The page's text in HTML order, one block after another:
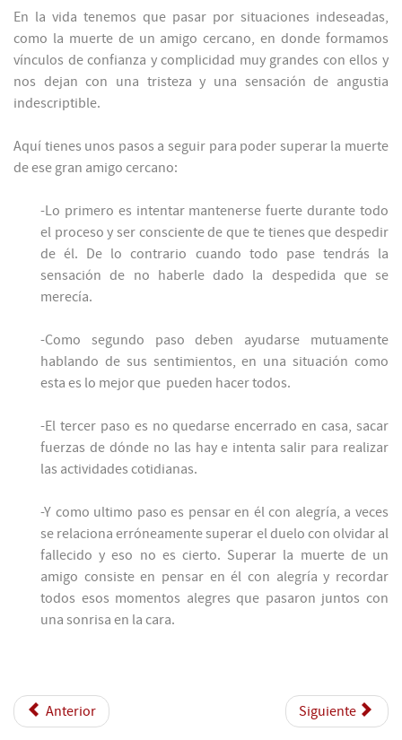
En la vida tenemos que pasar por situaciones indeseadas,
como la muerte de un amigo cercano, en donde formamos
vínculos de confianza y complicidad muy grandes con ellos y
nos dejan con una tristeza y una sensación de angustia
indescriptible.
Aquí tienes unos pasos a seguir para poder superar la muerte
de ese gran amigo cercano:
-Lo primero es intentar mantenerse fuerte durante todo
el proceso y ser consciente de que te tienes que despedir
de él. De lo contrario cuando todo pase tendrás la
sensación de no haberle dado la despedida que se
merecía.
-Como segundo paso deben ayudarse mutuamente
hablando de sus sentimientos, en una situación como
esta es lo mejor que pueden hacer todos.
-El tercer paso es no quedarse encerrado en casa, sacar
fuerzas de dónde no las hay e intenta salir para realizar
las actividades cotidianas.
-Y como ultimo paso es pensar en él con alegría, a veces
se relaciona erróneamente superar el duelo con olvidar al
fallecido y eso no es cierto. Superar la muerte de un
amigo consiste en pensar en él con alegría y recordar
todos esos momentos alegres que pasaron juntos con
una sonrisa en la cara.
Anterior Siguiente